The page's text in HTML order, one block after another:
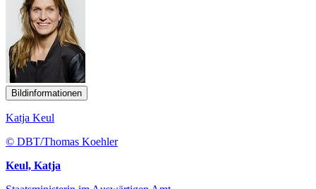
Bildinformationen
Katja Keul
© DBT/Thomas Koehler
Keul, Katja